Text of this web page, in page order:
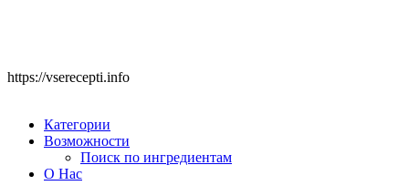
https://vserecepti.info
Категории
Возможности
Поиск по ингредиентам
О Нас